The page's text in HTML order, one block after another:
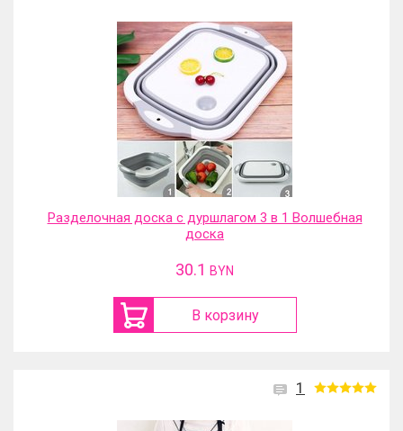
Разделочная доска с дуршлагом 3 в 1 Волшебная
доска
30.1 BYN
В корзину
1